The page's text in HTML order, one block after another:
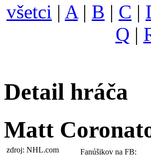
všetci | A| B | C |
Q |
Detail hráča
Matt
zdroj: NHL.com
Fanúšikov na FB: